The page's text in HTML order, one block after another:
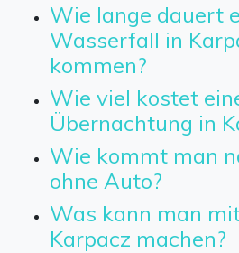
Wie lange dauert
Wasserfall in
kommen?
Wie viel kostet
Übernachtung in
Wie kommt man
ohne Auto?
Was kann man
Karpacz machen?